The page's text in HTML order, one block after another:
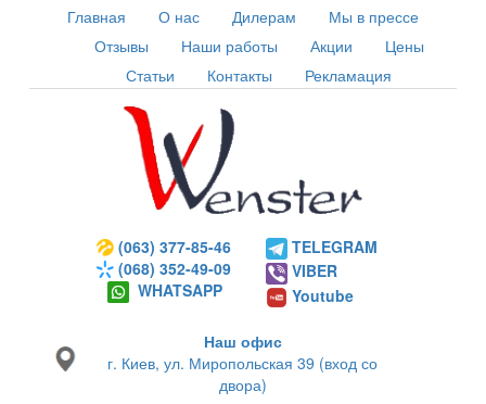
Главная О нас Дилерам
Мы в прессе
Отзывы
Наши работы Акции
Цены
Статьи
Контакты Рекламация
(063) 377-85-46
(068) 352-49-09
WHATSAPP
TELEGRAM
VIBER
Youtube
Наш офис
г. Киев, ул. Миропольская 39 (вход со
двора)